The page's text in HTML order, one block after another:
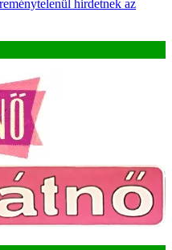
hirdetnek az